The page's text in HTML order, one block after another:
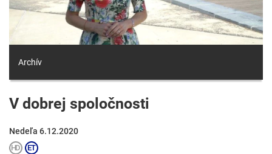
Archív
V dobrej spoločnosti
Nedeľa 6.12.2020